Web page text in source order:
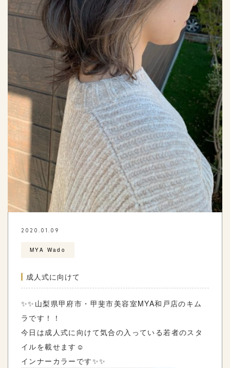
2020.01.09
MYA Wado
成人式に向けて
✨✨山梨県甲府市・甲斐市美容室MYA和戸店のキム
ラ です！！
今日は成人式に向けて気合の入っている若者のスタ
イルを載せます☺️
インナーカラーです✨✨